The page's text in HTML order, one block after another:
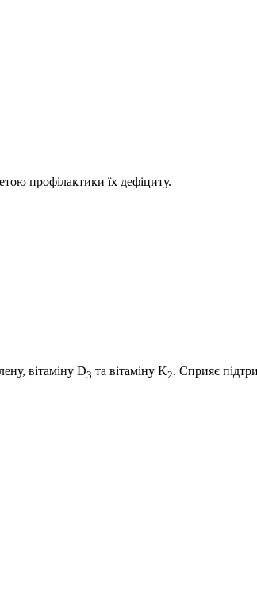
профілактики їх дефіциту.
вітаміну D3 та вітаміну K2. Сприяє